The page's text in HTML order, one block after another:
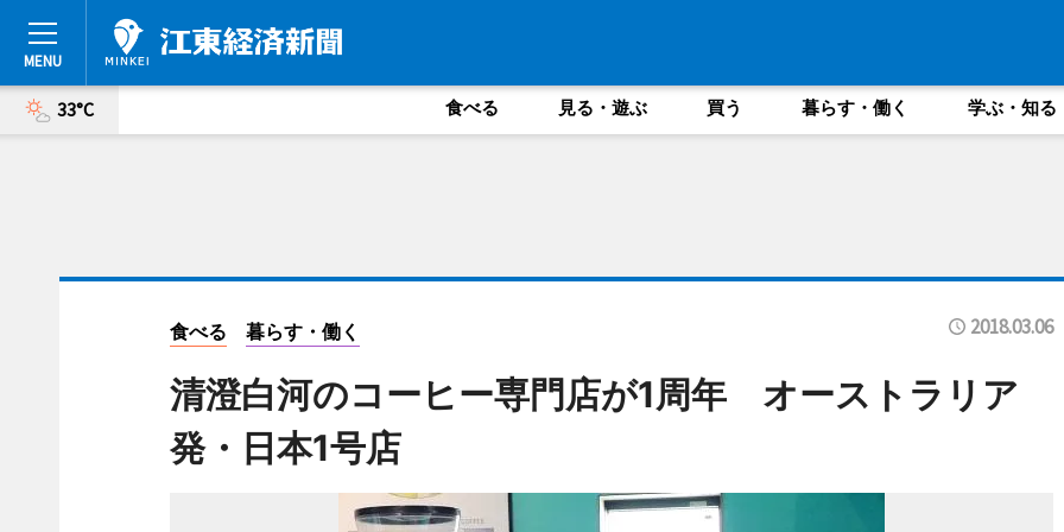
33°C 食べる 見る・遊ぶ 買う 暮らす・働く 学ぶ・知る
食べる 暮らす・働く 2018.03.06
清澄白河のコーヒー専門店が1周年 オーストラリア
発・日本1号店